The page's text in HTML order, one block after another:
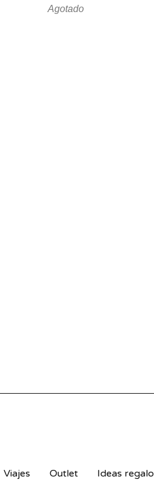
Agotado
Viajes Outlet Ideas regalo